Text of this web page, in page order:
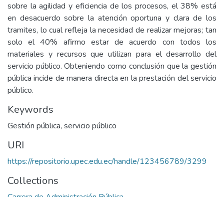
sobre la agilidad y eficiencia de los procesos, el 38% está
en desacuerdo sobre la atención oportuna y clara de los
tramites, lo cual refleja la necesidad de realizar mejoras; tan
solo el 40% afirmo estar de acuerdo con todos los
materiales y recursos que utilizan para el desarrollo del
servicio público. Obteniendo como conclusión que la gestión
pública incide de manera directa en la prestación del servicio
público.
Keywords
Gestión pública, servicio público
URI
https://repositorio.upec.edu.ec/handle/123456789/3299
Collections